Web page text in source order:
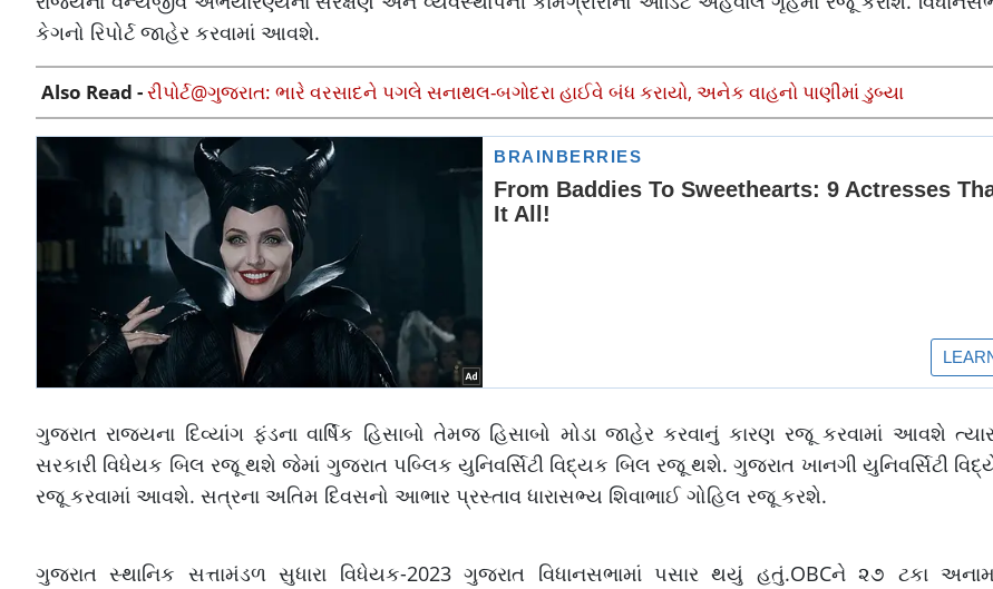
કેગનો રિપોર્ટ જાહેર કરવામાં આવશે.
Also Read -રીપોર્ટ@ગુજરાત: ભારે વરસાદને પગલે સનાથલ-બગોદરા હાઈવે બંધ કરાયો, અનેક વાહનો પાણીમાં ડુબ્યા
ગુજરાત રાજ્યના દિવ્યાંગ ફંડના વાર્ષિક હિસાબો તેમજ હિસાબો મોડા જાહેર કરવાનું કારણ રજૂ કરવામાં આવશે
સરકારી વિધેયક બિલ રજૂ થશે જેમાં ગુજરાત પબ્લિક યુનિવર્સિટી વિદ્યક બિલ રજૂ થશે. ગુજરાત ખાનગી યુનિવર્સિટી
રજૂ કરવામાં આવશે. સત્રના અતિમ દિવસનો આભાર પ્રસ્તાવ ધારાસભ્ય શિવાભાઈ ગોહિલ રજૂ કરશે.
ગુજરાત સ્થાનિક સત્તામંડળ સુધારા વિધેયક-2023 ગુજરાત વિધાનસભામાં પસાર થયું હતું.OBCને ૨૭ ટકા